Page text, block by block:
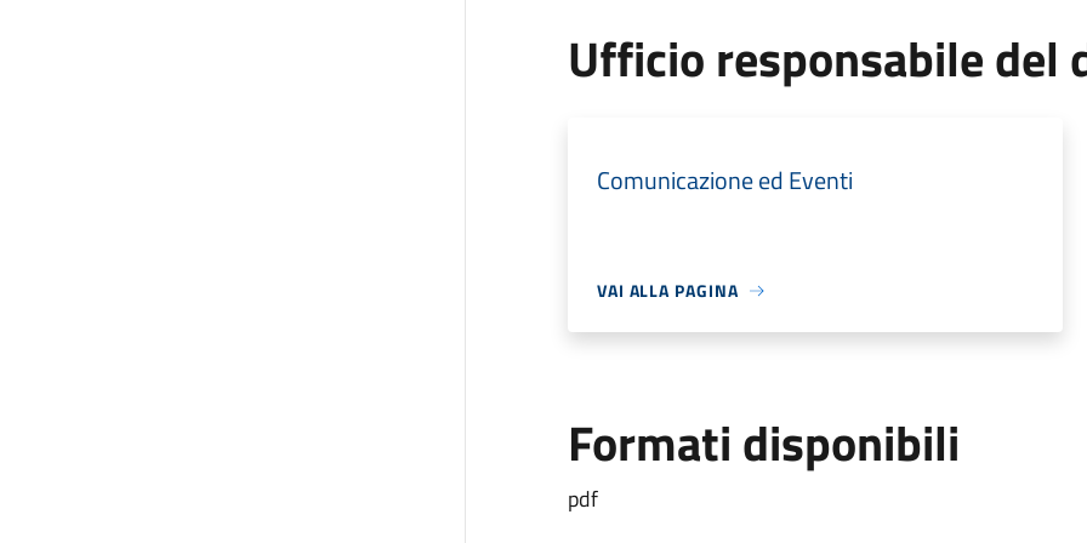
Ufficio responsabile del
Comunicazione ed Eventi
VAI ALLA PAGINA
Formati disponibili
pdf